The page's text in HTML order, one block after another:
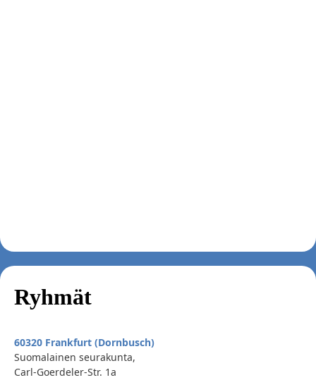
Ryhmät
60320 Frankfurt (Dornbusch)
Suomalainen seurakunta,
Carl-Goerdeler-Str. 1a